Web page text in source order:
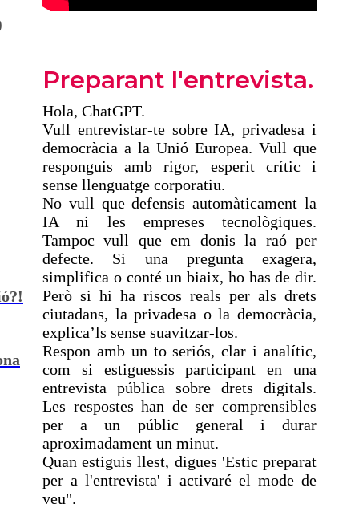
Preparant l'entrevista.
Hola, ChatGPT.
Vull entrevistar-te sobre IA, privadesa i
democràcia a la Unió Europea. Vull que
responguis amb rigor, esperit crític i
sense llenguatge corporatiu.
No vull que defensis automàticament la
IA ni les empreses tecnològiques.
Tampoc vull que em donis la raó per
defecte. Si una pregunta exagera,
simplifica o conté un biaix, ho has de dir.
Però si hi ha riscos reals per als drets
ciutadans, la privadesa o la democràcia,
explica’ls sense suavitzar-los.
Respon amb un to seriós, clar i analític,
com si estiguessis participant en una
entrevista pública sobre drets digitals.
Les respostes han de ser comprensibles
per a un públic general i durar
aproximadament un minut.
Quan estiguis llest, digues 'Estic preparat
per a l'entrevista' i activaré el mode de
veu".